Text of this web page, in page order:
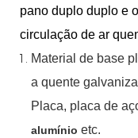
pano duplo duplo e
circulação de ar
Material de base
a quente
Placa, placa de
alumínio etc.